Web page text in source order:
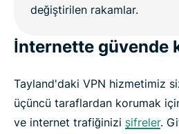
İnternette güvende
Tayland'daki VPN hizmetimiz
üçüncü taraflardan korumak
ve internet trafiğinizi şifreler.